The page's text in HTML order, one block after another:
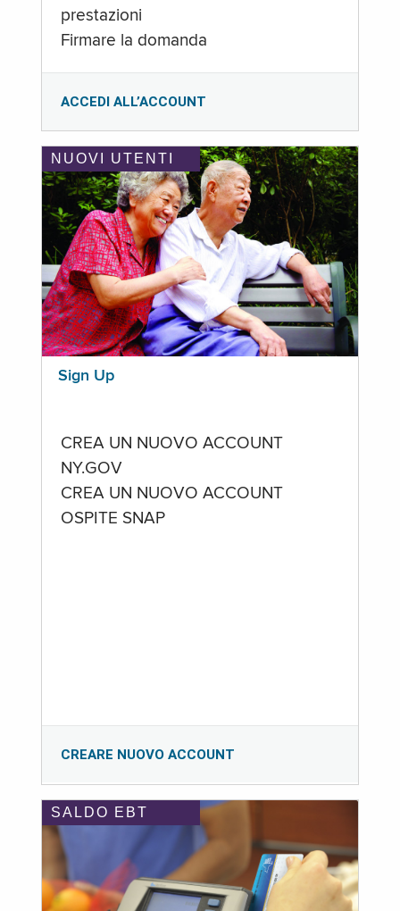
prestazioni
Firmare la domanda
ACCEDI ALL’ACCOUNT
NUOVI UTENTI
Sign Up
CREA UN NUOVO ACCOUNT
NY.GOV
CREA UN NUOVO ACCOUNT
OSPITE SNAP
CREARE NUOVO ACCOUNT
SALDO EBT